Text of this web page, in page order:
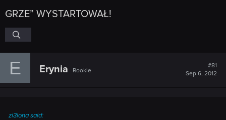
GRZE” WYSTARTOWAŁ!
E Erynia Rookie
#81
Sep 6, 2012
zi3lona said: